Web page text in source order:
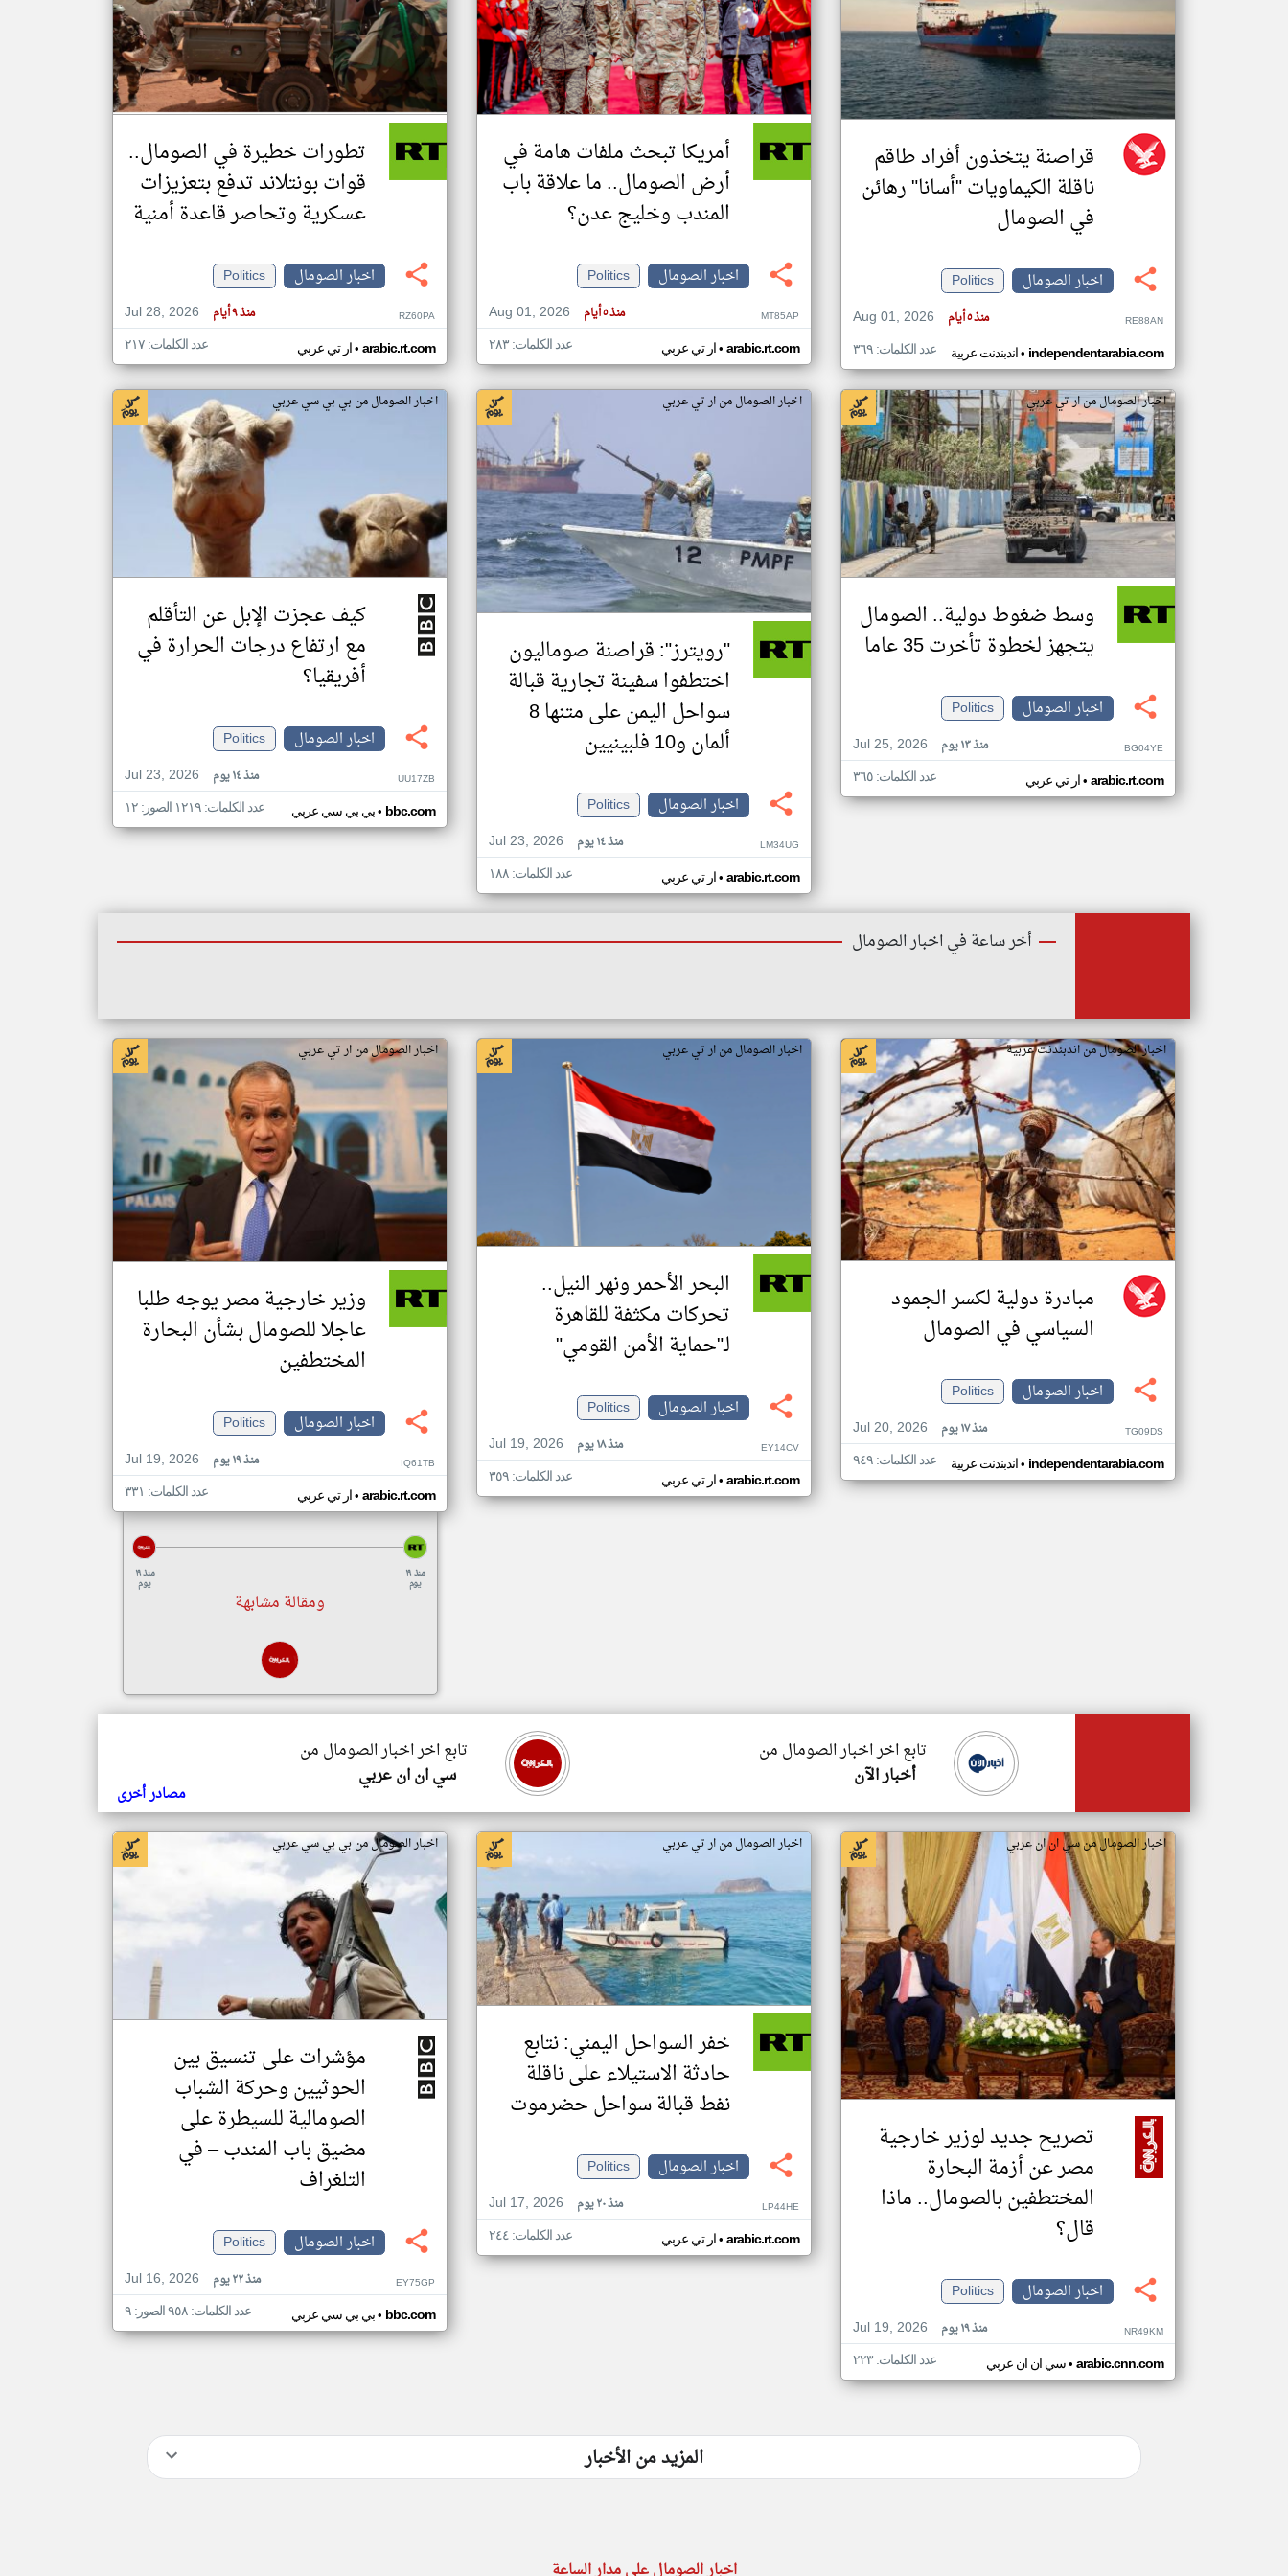
تغيير الدولة
مصادر الأخبار من الصومال
اخبار الصومال على مدار الساعة
أهم اخبار الصومال العاجلة والمباشرة
قراصنة يتخذون أفراد طاقم
ناقلة الكيماويات "أسانا" رهائن
في الصومال
اخبار الصومال
Politics
Aug 01, 2026
منذ ٥ أيام RE88AN
اندبندنت عربية• independentarabia.com عدد الكلمات: ٣٦٩
أمريكا تبحث ملفات هامة في
أرض الصومال.. ما علاقة باب
المندب وخليج عدن؟
اخبار الصومال
Politics
Aug 01, 2026
منذ ٥ أيام MT85AP
ار تي عربي• arabic.rt.com عدد الكلمات: ٢٨٣
تطورات خطيرة في الصومال..
قوات بونتلاند تدفع بتعزيزات
عسكرية وتحاصر قاعدة أمنية
اخبار الصومال
Politics
Jul 28, 2026
منذ ٩ أيام RZ60PA
ار تي عربي• arabic.rt.com عدد الكلمات: ٢١٧
اخبار الصومال من ار تي عربي
وسط ضغوط دولية.. الصومال
يتجهز لخطوة تأخرت 35 عاما
اخبار الصومال
Politics
Jul 25, 2026
منذ ١٣ يوم BG04YE
ار تي عربي• arabic.rt.com عدد الكلمات: ٣٦٥
اخبار الصومال من ار تي عربي
"رويترز": قراصنة صوماليون
اختطفوا سفينة تجارية قبالة
سواحل اليمن على متنها 8
ألمان و10 فلبينيين
اخبار الصومال
Politics
Jul 23, 2026
منذ ١٤ يوم LM34UG
ار تي عربي• arabic.rt.com عدد الكلمات: ١٨٨
اخبار الصومال من بي بي سي عربي
كيف عجزت الإبل عن التأقلم
مع ارتفاع درجات الحرارة في
أفريقيا؟
اخبار الصومال
Politics
Jul 23, 2026
منذ ١٤ يوم UU17ZB
بي بي سي عربي• bbc.com عدد الكلمات: ١٢١٩ الصور: ١٢
أخر ساعة في اخبار الصومال
اخبار الصومال من اندبندنت عربية
مبادرة دولية لكسر الجمود
السياسي في الصومال
اخبار الصومال
Politics
Jul 20, 2026
منذ ١٧ يوم TG09DS
اندبندنت عربية• independentarabia.com عدد الكلمات: ٩٤٩
اخبار الصومال من ار تي عربي
البحر الأحمر ونهر النيل..
تحركات مكثفة للقاهرة
لـ"حماية الأمن القومي"
اخبار الصومال
Politics
Jul 19, 2026
منذ ١٨ يوم EY14CV
ار تي عربي• arabic.rt.com عدد الكلمات: ٣٥٩
اخبار الصومال من ار تي عربي
وزير خارجية مصر يوجه طلبا
عاجلا للصومال بشأن البحارة
المختطفين
اخبار الصومال
Politics
Jul 19, 2026
منذ ١٩ يوم IQ61TB
ار تي عربي• arabic.rt.com عدد الكلمات: ٣٣١
منذ ١٩
يوم
منذ ١٩
يوم
ومقالة مشابهة
تابع اخر اخبار الصومال من
سي ان ان عربي
تابع اخر اخبار الصومال من
أخبار الآن
مصادر أخرى
اخبار الصومال من سي ان ان عربي
تصريح جديد لوزير خارجية
مصر عن أزمة البحارة
المختطفين بالصومال.. ماذا
قال؟
اخبار الصومال
Politics
Jul 19, 2026
منذ ١٩ يوم NR49KM
سي ان ان عربي• arabic.cnn.com عدد الكلمات: ٢٢٣
اخبار الصومال من ار تي عربي
خفر السواحل اليمني: نتابع
حادثة الاستيلاء على ناقلة
نفط قبالة سواحل حضرموت
اخبار الصومال
Politics
Jul 17, 2026
منذ ٢٠ يوم LP44HE
ار تي عربي• arabic.rt.com عدد الكلمات: ٢٤٤
اخبار الصومال من بي بي سي عربي
مؤشرات على تنسيق بين
الحوثيين وحركة الشباب
الصومالية للسيطرة على
مضيق باب المندب – في
التلغراف
اخبار الصومال
Politics
Jul 16, 2026
منذ ٢٢ يوم EY75GP
بي بي سي عربي• bbc.com عدد الكلمات: ٩٥٨ الصور: ٩
المزيد من الأخبار
klyoum.com